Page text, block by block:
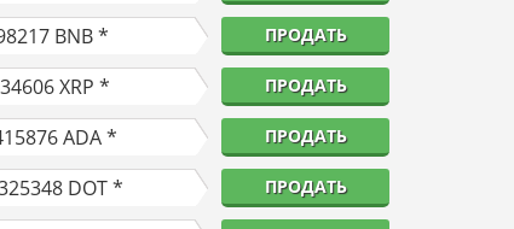
BNB * ПРОДАТЬ
XRP * ПРОДАТЬ
ADA * ПРОДАТЬ
DOT * ПРОДАТЬ